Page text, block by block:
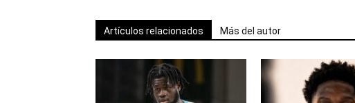
Artículos relacionados Más del autor